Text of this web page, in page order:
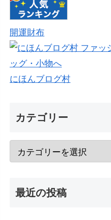
開運財布
にほんブログ村
カテゴリー
最近の投稿